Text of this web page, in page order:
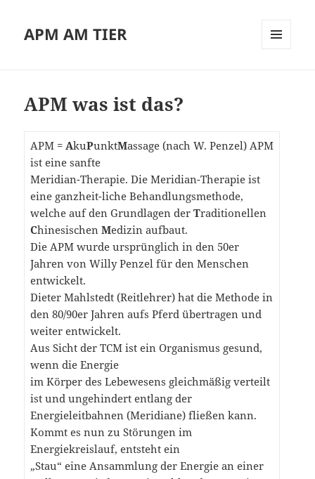
APM AM TIER
APM was ist das?
APM = AkuPunktMassage (nach W. Penzel) APM
ist eine sanfte
Meridian-Therapie. Die Meridian-Therapie ist
eine ganzheit-liche Behandlungsmethode,
welche auf den Grundlagen der Traditionellen
Chinesischen Medizin aufbaut.
Die APM wurde ursprünglich in den 50er
Jahren von Willy Penzel für den Menschen
entwickelt.
Dieter Mahlstedt (Reitlehrer) hat die Methode in
den 80/90er Jahren aufs Pferd übertragen und
weiter entwickelt.
Aus Sicht der TCM ist ein Organismus gesund,
wenn die Energie
im Körper des Lebewesens gleichmäßig verteilt
ist und ungehindert entlang der
Energieleitbahnen (Meridiane) fließen kann.
Kommt es nun zu Störungen im
Energiekreislauf, entsteht ein
„Stau“ eine Ansammlung der Energie an einer